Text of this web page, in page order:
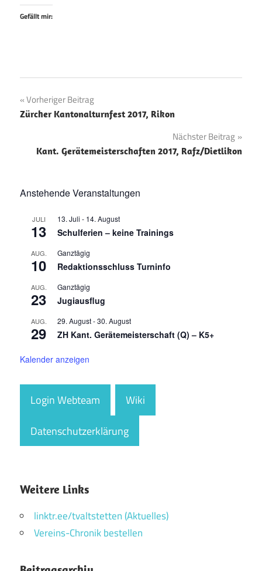
Gefällt mir:
Beitragsnavigation
Vorheriger Beitrag
Zürcher Kantonalturnfest 2017, Rikon
Nächster Beitrag
Kant. Gerätemeisterschaften 2017, Rafz/Dietlikon
Anstehende Veranstaltungen
JULI
13
13. Juli - 14. August
Schulferien – keine Trainings
AUG.
10
Ganztägig
Redaktionsschluss Turninfo
AUG.
23
Ganztägig
Jugiausflug
AUG.
29
29. August-30. August
ZH Kant. Gerätemeisterschaft (Q) – K5+
Kalender anzeigen
Login Webteam
Wiki
Datenschutzerklärung
Weitere Links
linktr.ee/tvaltstetten (Aktuelles)
Vereins-Chronik bestellen